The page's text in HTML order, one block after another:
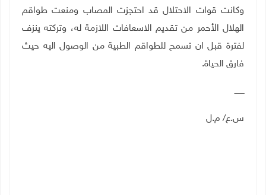
وكانت قوات الاحتلال قد احتجزت المصاب ومنعت طواقم
الهلال الأحمر من تقديم الاسعافات اللازمة له، وتركته ينزف
لفترة قبل ان تسمح للطواقم الطبية من الوصول اليه حيث
فارق الحياة.
ــــــــ
س.ع/ م.ل